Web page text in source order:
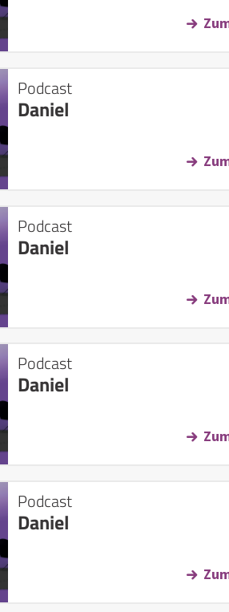
Podcast
Daniel
Podcast
Daniel
Podcast
Daniel
Podcast
Daniel